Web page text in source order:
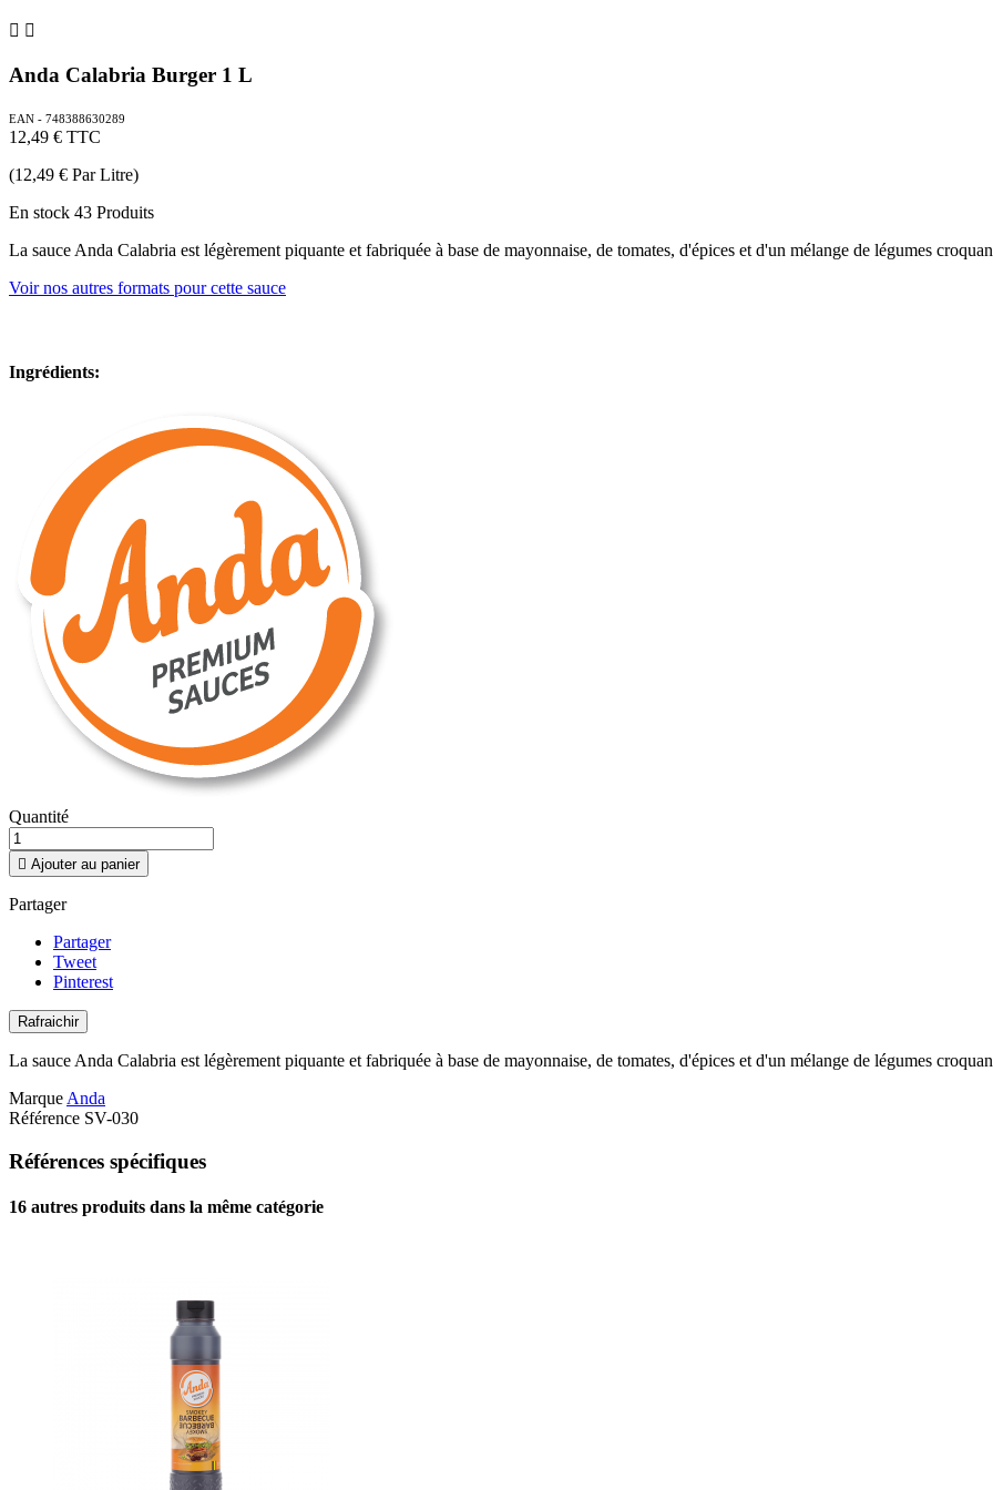
 
Anda Calabria Burger 1 L
EAN - 748388630289
12,49 € TTC
(12,49 € Par Litre)
En stock 43 Produits
La sauce Anda Calabria est légèrement piquante et fabriquée à base de mayonnaise, de tomates, d'épices et d'un mélange de légumes
Voir nos autres formats pour cette sauce
Ingrédients:
Quantité
 Ajouter au panier
Partager
Partager
Tweet
Pinterest
La sauce Anda Calabria est légèrement piquante et fabriquée à base de mayonnaise, de tomates, d'épices et d'un mélange de légumes
Marque Anda
Référence SV-030
Références spécifiques
16 autres produits dans la même catégorie